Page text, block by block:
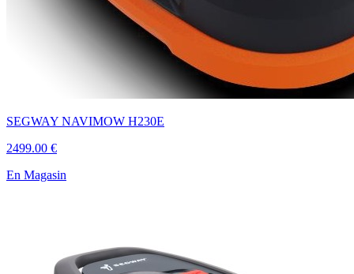
SEGWAY NAVIMOW H230E
2499.00 €
En Magasin